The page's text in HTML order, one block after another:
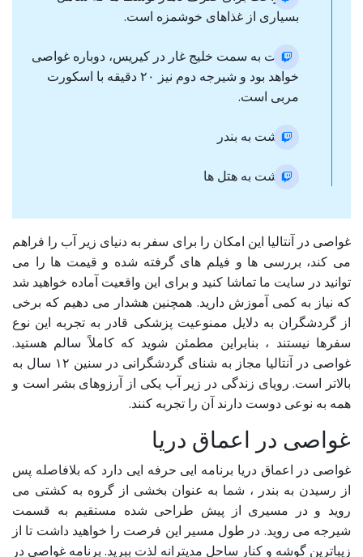
بسیاری از غذاهای خوشمزه است.
حرکت به سمت خلیج غار در کیریس، دوباره غواصی
خواهد بود و شیرجه دوم نیز ۲۰ دقیقه با اسکورت
مربی است.
بازگشت به بندر
بازگشت به هتل ها
غواصی در آنتالیا این امکان را برای سفر به دنیای زیر آب را فراهم
می کند، بررسی ها و فیلم های گرفته شده و قیمت ها را می
توانید در سایت ما تماشا کنید و برای این واقعیت آماده خواهید شد
که نیاز به کمی آموزش دارید. همچنین هشدار می دهیم که برخی
از گردشگران به دلایل ممنوعیت پزشکی قادر به تجربه این نوع
سفرها نیستند ، بنابراین مطمئن شوید که کاملاً سالم هستید.
غواصی در آنتالیا مجاز به شنای گردشگرانی در سنین ۱۲ سال به
بالاتر است. رویای زندگی در زیر آب یکی از آرزوهای بشر است و
همه به نوعی دوست دارند آن را تجربه کنند.
غواصی در اعماق دریا
غواصی در اعماق دریا برنامه ایی حرفه ایی دارد که بلافاصله پس
از رسیدن به بندر ، شما به عنوان بخشی از گروه به کشتی می
روید و در مسیری از پیش طراحی شده مستقیم به قسمت
شیرجه می روید. در طول مسیر این فرصت را خواهید داشت تا از
زیباترین گوشه و کنار ساحل مدیترانه لذت ببرید. برنامه غواصی در